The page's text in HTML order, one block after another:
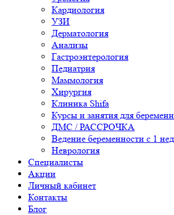
Кардиология
УЗИ
Дерматология
Анализы
Гастроэнтерология
Педиатрия
Маммология
Хирургия
Клиника Shifa
Курсы и занятия для
ДМС / РАССРОЧКА
Ведение беременности с 1
Неврология
Специалисты
Акции
Личный кабинет
Контакты
Блог